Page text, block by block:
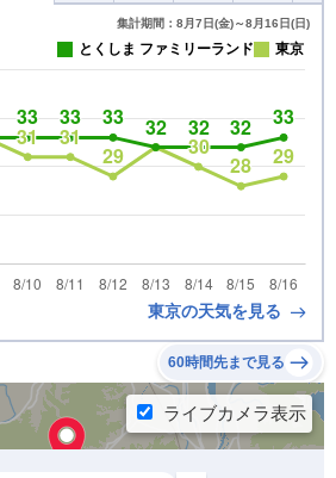
集計期間：8月7日(金)～8月16日(日)
とくしま ファミリーランド 東京
東京の天気を見る
60時間先まで見る